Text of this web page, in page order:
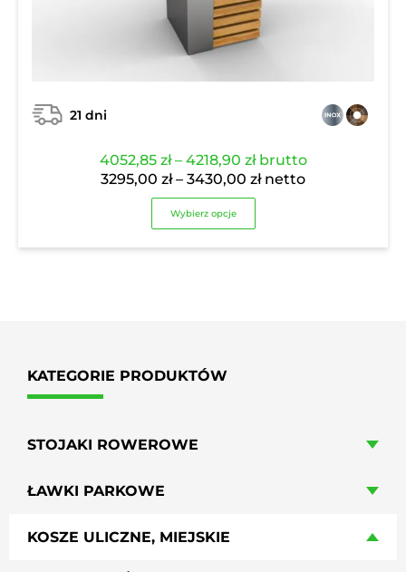
21 dni
4052,85 zł – 4218,90 złZakres
cen:
od
do
4218,90 zł
brutto
3295,00 zł – 3430,00 złZakres
do
netto
Wybierz opcje
KATEGORIE PRODUKTÓW
STOJAKI ROWEROWE
ŁAWKI PARKOWE
KOSZE ULICZNE, MIEJSKIE